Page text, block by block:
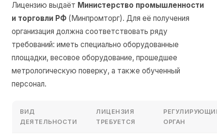
Лицензию выдаёт Министерство промышленности
и торговли РФ (Минпромторг). Для её получения
организация должна соответствовать ряду
требований: иметь специально оборудованные
площадки, весовое оборудование, прошедшее
метрологическую поверку, а также обученный
персонал.
ВИД
ДЕЯТЕЛЬНОСТИ
ЛИЦЕНЗИЯ
ТРЕБУЕТСЯ
ОРГАН